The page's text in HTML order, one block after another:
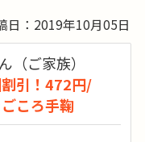
日：2019年10月05日
（ご家族）
割引！472円/
ころ手鞠